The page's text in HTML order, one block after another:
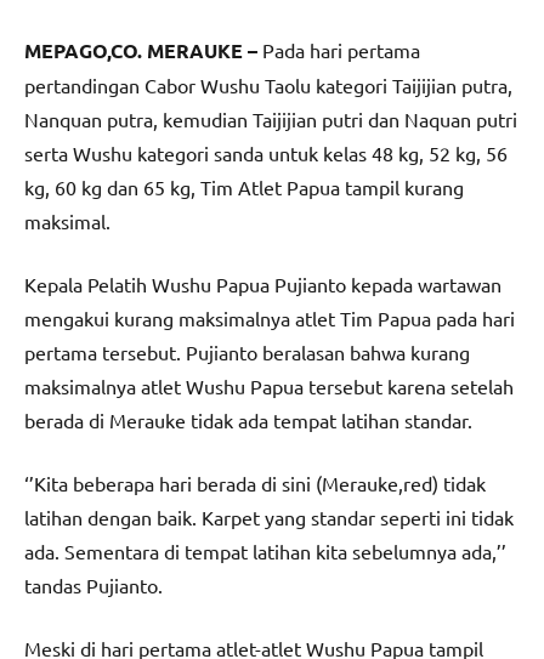
MEPAGO,CO. MERAUKE – Pada hari pertama
pertandingan Cabor Wushu Taolu kategori Taijijian putra,
Nanquan putra, kemudian Taijijian putri dan Naquan putri
serta Wushu kategori sanda untuk kelas 48 kg, 52 kg, 56
kg, 60 kg dan 65 kg, Tim Atlet Papua tampil kurang
maksimal.
Kepala Pelatih Wushu Papua Pujianto kepada wartawan
mengakui kurang maksimalnya atlet Tim Papua pada hari
pertama tersebut. Pujianto beralasan bahwa kurang
maksimalnya atlet Wushu Papua tersebut karena setelah
berada di Merauke tidak ada tempat latihan standar.
‘’Kita beberapa hari berada di sini (Merauke,red) tidak
latihan dengan baik. Karpet yang standar seperti ini tidak
ada. Sementara di tempat latihan kita sebelumnya ada,’’
tandas Pujianto.
Meski di hari pertama atlet-atlet Wushu Papua tampil